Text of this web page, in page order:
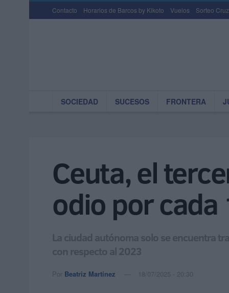
Contacto Horarios de Barcos by Kikoto Vuelos Sorteo
SOCIEDAD SUCESOS FRONTERA
Ceuta, el
odio por
La ciudad autónoma solo se encuentra
con respecto al 2023
Por Beatriz Martínez 18/07/2025 - 20:30